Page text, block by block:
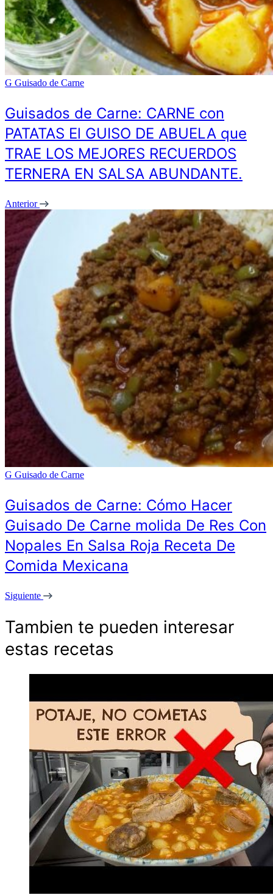
G Guisado de Carne
Guisados de Carne: CARNE con
PATATAS El GUISO DE ABUELA que
TRAE LOS MEJORES RECUERDOS
TERNERA EN SALSA ABUNDANTE.
Anterior
G Guisado de Carne
Guisados de Carne: Cómo Hacer
Guisado De Carne molida De Res Con
Nopales En Salsa Roja Receta De
Comida Mexicana
Siguiente
Tambien te pueden interesar
estas recetas